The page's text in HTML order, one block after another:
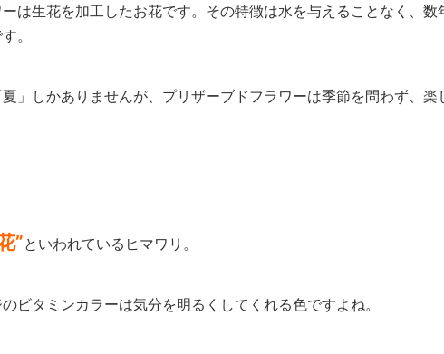
は生花を加工したお花です。その特徴は水を与えることなく、数
。
」しかありませんが、プリザーブドフラワーは季節を問わず、楽
”といわれているヒマワリ。
ビタミンカラーは気分を明るくしてくれる色ですよね。